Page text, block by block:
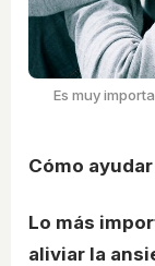
Es muy
Cómo
Lo más
aliviar la